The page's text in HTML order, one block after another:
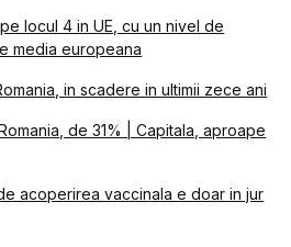
locul 4 in UE, cu un nivel de
media europeana
in scadere in ultimii zece ani
de 31% | Capitala, aproape
acoperirea vaccinala e doar in jur